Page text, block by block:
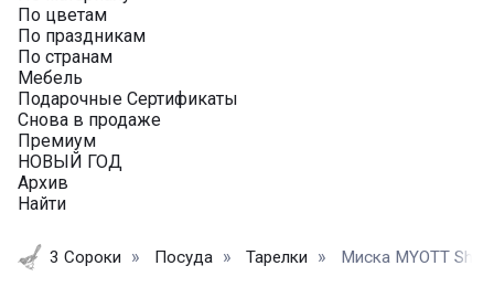
По цветам
По праздникам
По странам
Мебель
Подарочные Сертификаты
Снова в продаже
Премиум
НОВЫЙ ГОД
Архив
Найти
3 Сороки Посуда Тарелки Миска MYOTT